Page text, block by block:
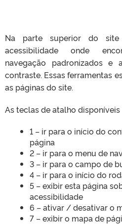
Na parte superior do
acessibilidade onde
navegação padronizados
contraste. Essas ferramentas
as páginas do site.
As teclas de atalho disponíveis
1 – ir para o início do
página
2 – ir para o menu de
3 – ir para o campo de
4 – ir para o início do
5 – exibir esta página
acessibilidade
6 – ativar / desativar o
7 – exibir o mapa de